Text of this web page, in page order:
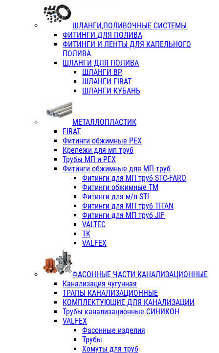
ШЛАНГИ,ПОЛИВОЧНЫЕ СИСТЕМЫ
ФИТИНГИ ДЛЯ ПОЛИВА
ФИТИНГИ И ЛЕНТЫ ДЛЯ КАПЕЛЬНОГО
ПОЛИВА
ШЛАНГИ ДЛЯ ПОЛИВА
ШЛАНГИ ВР
ШЛАНГИ FIRAT
ШЛАНГИ КУБАНЬ
МЕТАЛЛОПЛАСТИК
FIRAT
Фитинги обжимные PEX
Крепежи для мп труб
Трубы МП и PEX
Фитинги обжимные для МП труб
Фитинги для МП труб STC-FARO
Фитинги обжимные ТМ
Фитинги для м/п STI
Фитинги для МП труб TITAN
Фитинги для МП труб JIF
VALTEC
TK
VALFEX
ФАСОННЫЕ ЧАСТИ КАНАЛИЗАЦИОННЫЕ
Канализация чугунная
ТРАПЫ КАНАЛИЗАЦИОННЫЕ
КОМПЛЕКТУЮЩИЕ ДЛЯ КАНАЛИЗАЦИИ
Трубы канализационные СИНИКОН
VALFEX
Фасонные изделия
Трубы
Хомуты для труб